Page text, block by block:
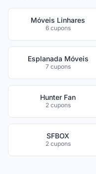
Móveis Linhares
6 cupons
Esplanada Móveis
7 cupons
Hunter Fan
2 cupons
SFBOX
2 cupons